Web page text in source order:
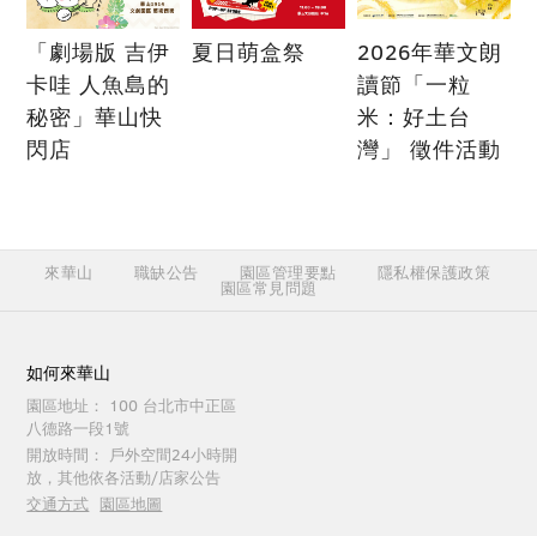
「劇場版 吉伊
卡哇 人魚島的
秘密」華山快
閃店
夏日萌盒祭
2026年華文朗
讀節「一粒
米：好土台
灣」 徵件活動
來華山 職缺公告 園區管理要點 隱私權保護政策
園區常見問題
如何來華山
園區地址：
100 台北市中正區
八德路一段1號
開放時間：
戶外空間24小時開
放，其他依各活動/店家公告
交通方式 園區地圖